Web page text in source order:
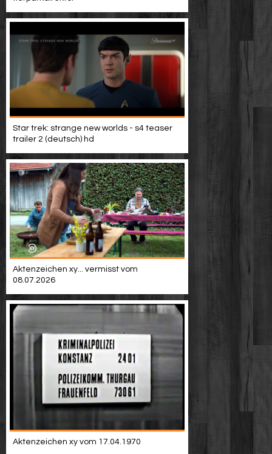
Star trek: strange new worlds - s4 teaser
trailer 2 (deutsch) hd
Aktenzeichen xy... vermisst vom
08.07.2026
Aktenzeichen xy vom 17.04.1970